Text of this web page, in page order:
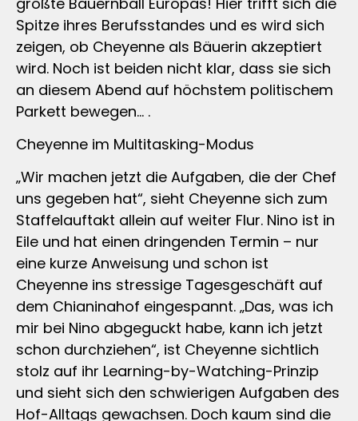
Spitze ihres Berufsstandes und es wird sich
zeigen, ob Cheyenne als Bäuerin akzeptiert
wird. Noch ist beiden nicht klar, dass sie sich
an diesem Abend auf höchstem politischem
Parkett bewegen… .
Cheyenne im Multitasking-Modus
„Wir machen jetzt die Aufgaben, die der Chef
uns gegeben hat“, sieht Cheyenne sich zum
Staffelauftakt allein auf weiter Flur. Nino ist in
Eile und hat einen dringenden Termin – nur
eine kurze Anweisung und schon ist
Cheyenne ins stressige Tagesgeschäft auf
dem Chianinahof eingespannt. „Das, was ich
mir bei Nino abgeguckt habe, kann ich jetzt
schon durchziehen“, ist Cheyenne sichtlich
stolz auf ihr Learning-by-Watching-Prinzip
und sieht sich den schwierigen Aufgaben des
Hof-Alltags gewachsen. Doch kaum sind die